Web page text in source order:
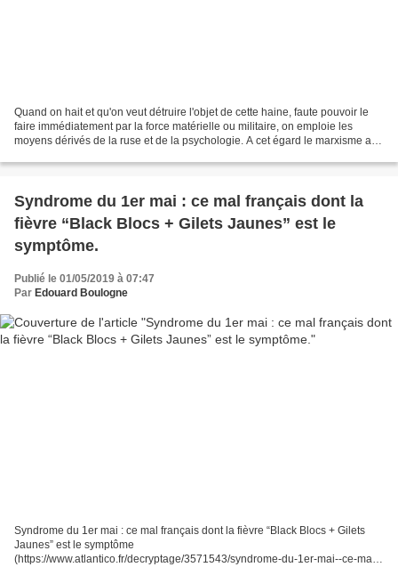
Quand on hait et qu'on veut détruire l'objet de cette haine, faute pouvoir le
faire immédiatement par la force matérielle ou militaire, on emploie les
moyens dérivés de la ruse et de la psychologie. A cet égard le marxisme a
Syndrome du 1er mai : ce mal français dont la
fièvre “Black Blocs + Gilets Jaunes” est le
symptôme.
Publié le 01/05/2019 à 07:47
Par Edouard Boulogne
Syndrome du 1er mai : ce mal français dont la fièvre “Black Blocs + Gilets
Jaunes” est le symptôme
(https://www.atlantico.fr/decryptage/3571543/syndrome-du-1er-mai--ce-mal-